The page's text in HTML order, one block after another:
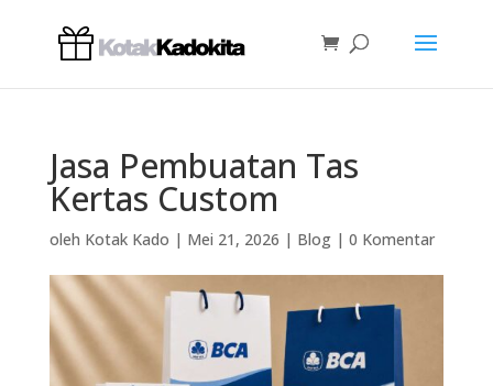
Jasa Pembuatan Tas
Kertas Custom
oleh Kotak Kado | Mei 21, 2026 | Blog| 0 Komentar